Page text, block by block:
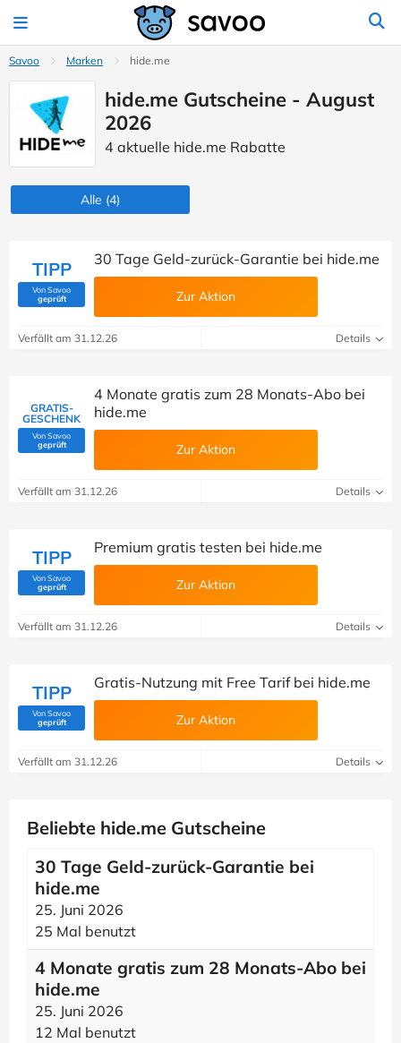
Savoo Marken hide.me
hide.me Gutscheine - August
2026
4 aktuelle hide.me Rabatte
Alle (4)
TIPP
Von Savoo
geprüft(Von Savoo geprüft)
30 Tage Geld-zurück-Garantie bei hide.me
Zur Aktion
Verfällt am 31.12.26 Details
GRATIS-
GESCHENK
Von Savoo
geprüft(Von Savoo geprüft)
4 Monate gratis zum 28 Monats-Abo bei
hide.me
Zur Aktion
Verfällt am 31.12.26 Details
TIPP
Von Savoo
geprüft(Von Savoo geprüft)
Premium gratis testen bei hide.me
Zur Aktion
Verfällt am 31.12.26 Details
TIPP
Von Savoo
geprüft(Von Savoo geprüft)
Gratis-Nutzung mit Free Tarif bei hide.me
Zur Aktion
Verfällt am 31.12.26 Details
Beliebte hide.me Gutscheine
30 Tage Geld-zurück-Garantie bei
hide.me
25. Juni 2026
25 Mal benutzt
4 Monate gratis zum 28 Monats-Abo bei
hide.me
25. Juni 2026
12 Mal benutzt